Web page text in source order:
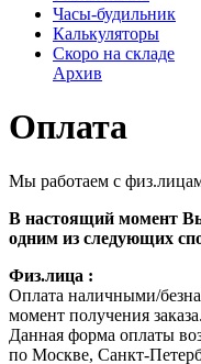
Часы-будильник
Калькуляторы
Скоро на складе
Архив
Оплата
Мы работаем с
В настоящий момент
одним из следующих
Физ.лица :
Оплата наличными/
момент получения заказа.
Данная форма оплаты
по Москве, Санкт-